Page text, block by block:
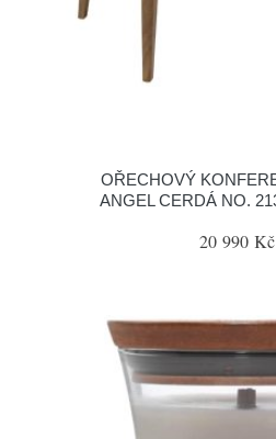
OŘECHOVÝ
ANGEL CERDÁ NO.
20 990 Kč